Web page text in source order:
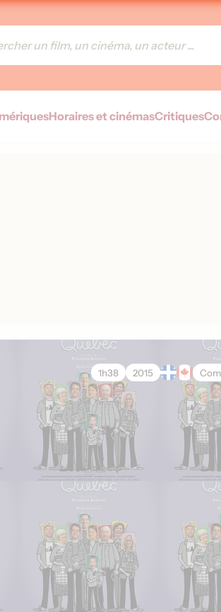
Horaires et cinémasCritiques
1h38 2015